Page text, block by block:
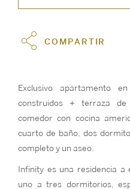
COMPARTIR
Exclusivo apartamento
construidos + terraza de
comedor con cocina
cuarto de baño, dos
completo y un aseo.
Infinity es una residencia
uno a tres dormitorios,